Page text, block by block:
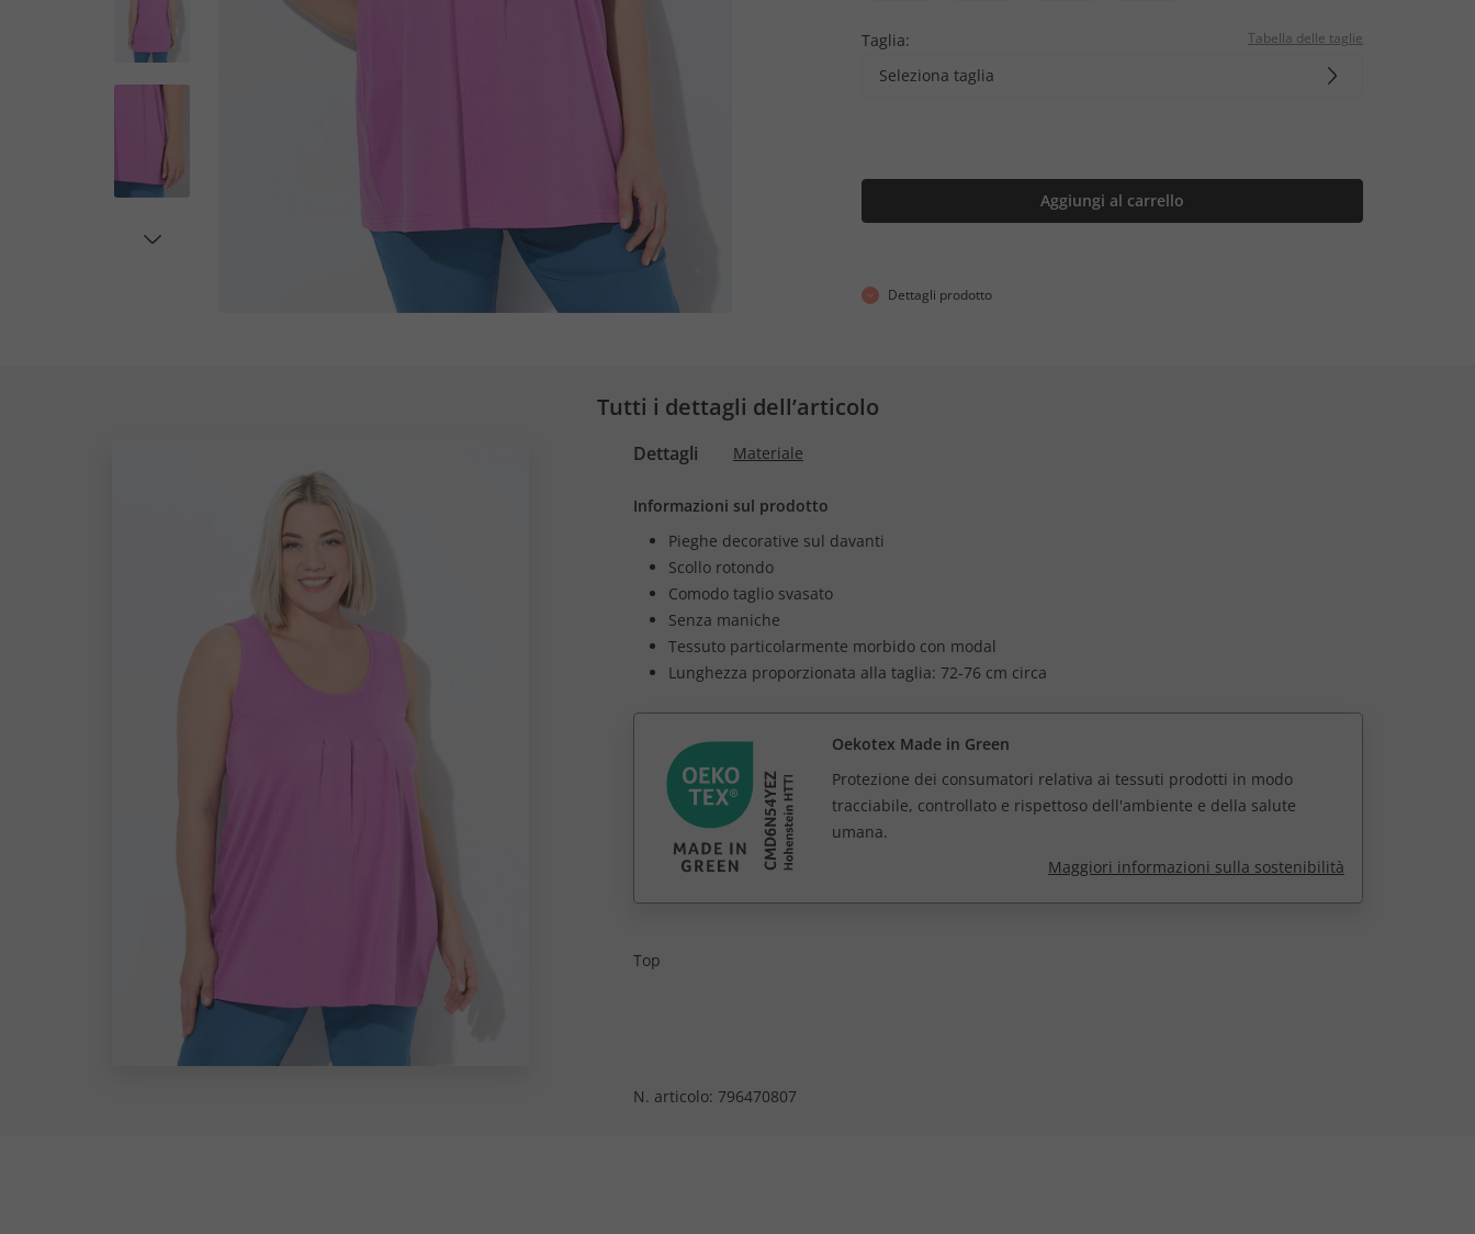
Taglia: Tabella delle taglie
Seleziona taglia
Aggiungi al carrello
Dettagli prodotto
Tutti i dettagli dell’articolo
Dettagli Materiale
Informazioni sul prodotto
Pieghe decorative sul davanti
Scollo rotondo
Comodo taglio svasato
Senza maniche
Tessuto particolarmente morbido con modal
Lunghezza proporzionata alla taglia: 72-76 cm circa
Oekotex Made in Green
Protezione dei consumatori relativa ai tessuti prodotti in modo
tracciabile, controllato e rispettoso dell'ambiente e della salute
umana.
Maggiori informazioni sulla sostenibilità
Top
N. articolo: 796470807